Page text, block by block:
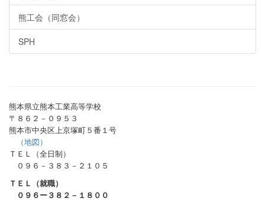
熊工会（同窓会）
SPH
熊本県立熊本工業高等学校
〒８６２－０９５３
熊本市中央区上京塚町５番１号
（地図）
ＴＥＬ（全日制）
０９６－３８３－２１０５
ＴＥＬ（就職）
０９６ー３８２－１８００